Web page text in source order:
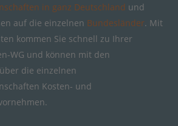
in ganz Deutschland und
auf die einzelnen Bundesländer. Mit
kommen Sie schnell zu Ihrer
WG und können mit den
die einzelnen
Kosten- und